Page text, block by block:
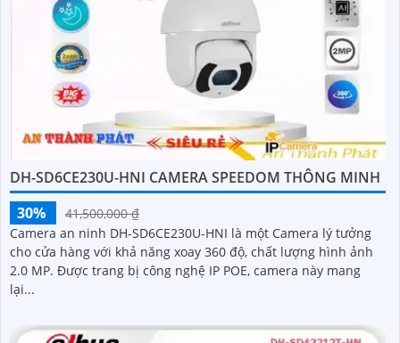
DH-SD6CE230U-HNI CAMERA SPEEDOM THÔNG MINH
30%
41,500,000 ₫
Camera an ninh DH-SD6CE230U-HNI là một Camera lý tưởng
cho cửa hàng với khả năng xoay 360 độ, chất lượng hình ảnh
2.0 MP. Được trang bị công nghệ IP POE, camera này mang
lại...